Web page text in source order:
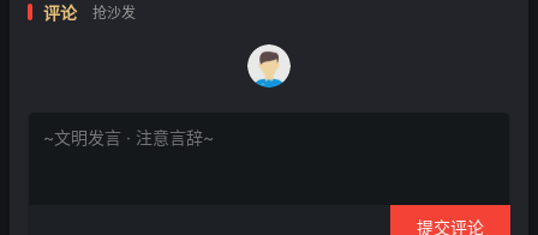
评论 抢沙发
提交评论